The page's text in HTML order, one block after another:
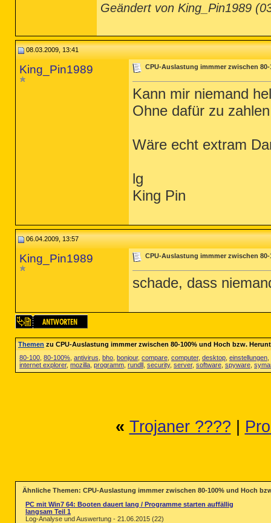
Geändert von King_Pin1989
08.03.2009, 13:41
King_Pin1989 CPU-Auslastung immmer zwischen
Kann mir niemand
Ohne dafür zu
Wäre echt extram
lg
King Pin
06.04.2009, 13:57
King_Pin1989 CPU-Auslastung immmer zwischen
schade, dass
Themenzu CPU-Auslastung immmer zwischen 80-100% und Hoch bzw.
80-100 80-100% antivirus bho bonjour, compare computer, desktop einstellungen
internet explorer, mozilla programm rundll security, server, software spyware
« Trojaner ????
Ähnliche Themen: CPU-Auslastung immmer zwischen 80-100% und Hoch
PC mit Win7 64: Booten dauert lang / Programme starten auffällig
langsam Teil 1
Log-Analyse und Auswertung - 21.06.2015 (22)